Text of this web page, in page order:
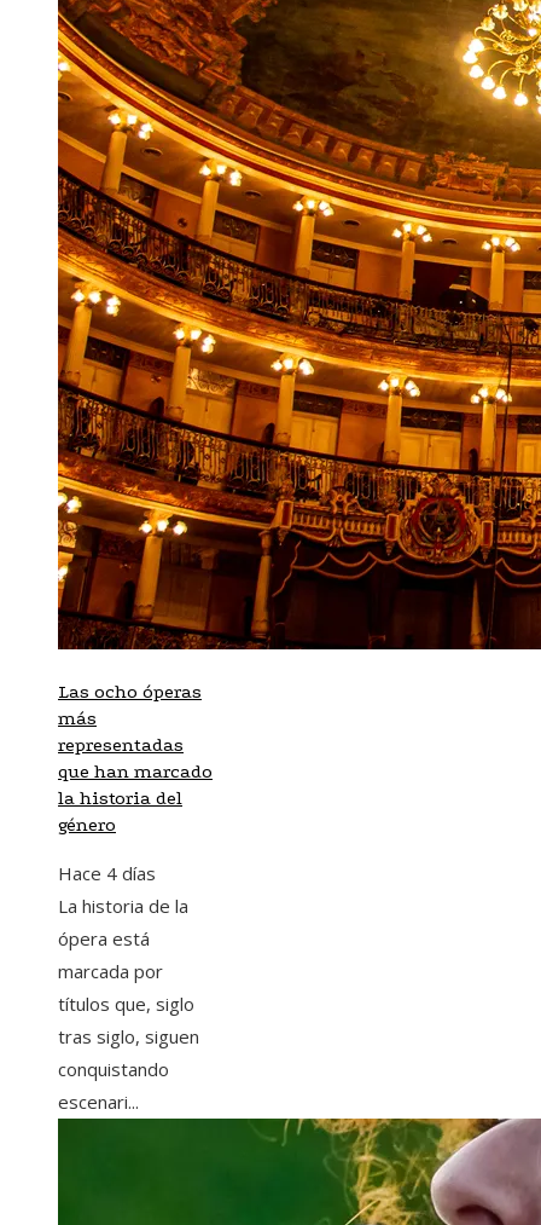
Las ocho óperas
más
representadas
que han marcado
la historia del
género
Hace 4 días
La historia de la
ópera está
marcada por
títulos que, siglo
tras siglo, siguen
conquistando
escenari...